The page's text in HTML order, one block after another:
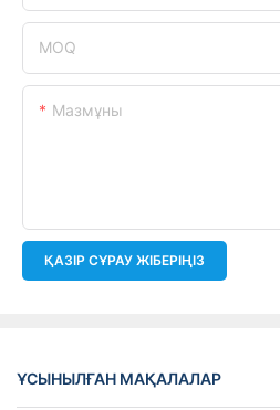
MOQ
Мазмұны
ҚАЗІР СҰРАУ ЖІБЕРІҢІЗ
ҰСЫНЫЛҒАН МАҚАЛАЛАР